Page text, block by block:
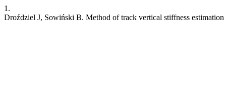
1.
Droździel J, Sowiński B. Method of track vertical stiffness